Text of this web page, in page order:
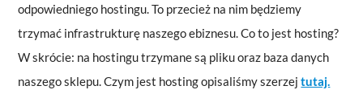
odpowiedniego hostingu. To przecież na nim będziemy
trzymać infrastrukturę naszego ebiznesu. Co to jest hosting?
W skrócie: na hostingu trzymane są pliku oraz baza danych
naszego sklepu. Czym jest hosting opisaliśmy szerzejtutaj.